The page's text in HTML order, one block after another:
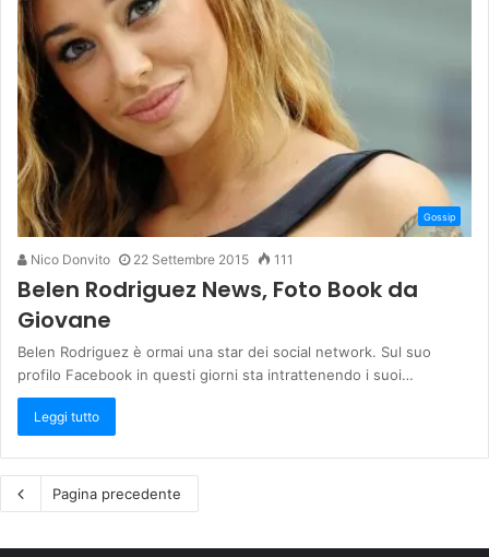
Gossip
Nico Donvito 22 Settembre 2015 111
Belen Rodriguez News, Foto Book da
Giovane
Belen Rodriguez è ormai una star dei social network. Sul suo
profilo Facebook in questi giorni sta intrattenendo i suoi…
Leggi tutto
Pagina precedente